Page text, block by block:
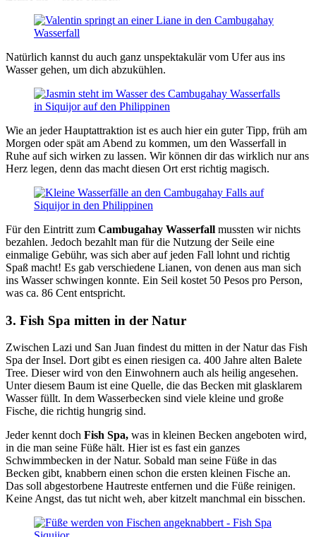
Natürlich kannst du auch ganz unspektakulär vom Ufer aus ins
Wasser gehen, um dich abzukühlen.
Wie an jeder Hauptattraktion ist es auch hier ein guter Tipp, früh am
Morgen oder spät am Abend zu kommen, um den Wasserfall in
Ruhe auf sich wirken zu lassen. Wir können dir das wirklich nur ans
Herz legen, denn das macht diesen Ort erst richtig magisch.
Für den Eintritt zum Cambugahay Wasserfall mussten wir nichts
bezahlen. Jedoch bezahlt man für die Nutzung der Seile eine
einmalige Gebühr, was sich aber auf jeden Fall lohnt und richtig
Spaß macht! Es gab verschiedene Lianen, von denen aus man sich
ins Wasser schwingen konnte. Ein Seil kostet 50 Pesos pro Person,
was ca. 86 Cent entspricht.
3. Fish Spa mitten in der Natur
Zwischen Lazi und San Juan findest du mitten in der Natur das Fish
Spa der Insel. Dort gibt es einen riesigen ca. 400 Jahre alten Balete
Tree. Dieser wird von den Einwohnern auch als heilig angesehen.
Unter diesem Baum ist eine Quelle, die das Becken mit glasklarem
Wasser füllt. In dem Wasserbecken sind viele kleine und große
Fische, die richtig hungrig sind.
Jeder kennt doch Fish Spa, was in kleinen Becken angeboten wird,
in die man seine Füße hält. Hier ist es fast ein ganzes
Schwimmbecken in der Natur. Sobald man seine Füße in das
Becken gibt, knabbern einen schon die ersten kleinen Fische an.
Das soll abgestorbene Hautreste entfernen und die Füße reinigen.
Keine Angst, das tut nicht weh, aber kitzelt manchmal ein bisschen.